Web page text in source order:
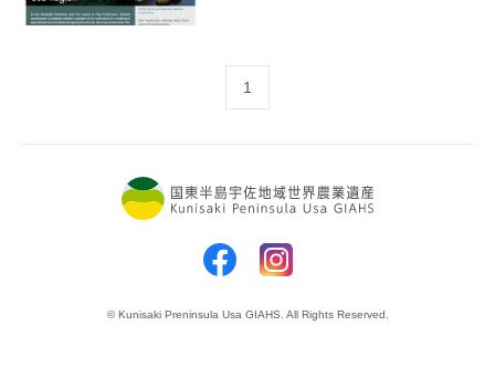
1
© Kunisaki Preninsula Usa GIAHS. All Rights Reserved.